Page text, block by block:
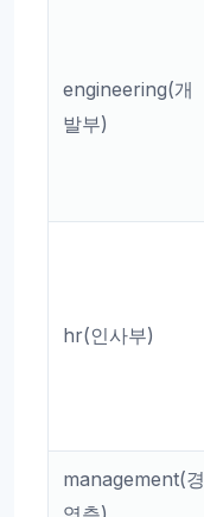
engineering(개
발부)
hr(인사부)
management(경